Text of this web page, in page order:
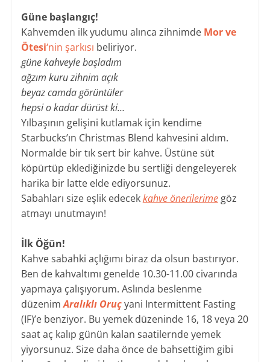
Güne başlangıç!
Kahvemden ilk yudumu alınca zihnimde Mor ve
Ötesi‘nin şarkısı beliriyor.
güne kahveyle başladım
ağzım kuru zihnim açık
beyaz camda görüntüler
hepsi o kadar dürüst ki…
Yılbaşının gelişini kutlamak için kendime
Starbucks’ın Christmas Blend kahvesini aldım.
Normalde bir tık sert bir kahve. Üstüne süt
köpürtüp eklediğinizde bu sertliği dengeleyerek
harika bir latte elde ediyorsunuz.
Sabahları size eşlik edecekkahve önerilerimegöz
atmayı unutmayın!
İlk Öğün!
Kahve sabahki açlığımı biraz da olsun bastırıyor.
Ben de kahvaltımı genelde 10.30-11.00 civarında
yapmaya çalışıyorum. Aslında beslenme
düzenimAralıklı Oruçyani Intermittent Fasting
(IF)’e benziyor. Bu yemek düzeninde 16, 18 veya 20
saat aç kalıp günün kalan saatilernde yemek
yiyorsunuz. Size daha önce de bahsettiğim gibi